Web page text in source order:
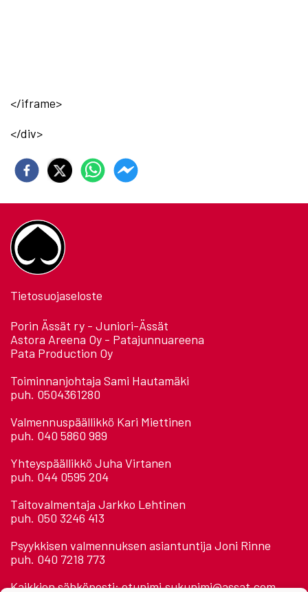
</iframe>
</div>
Tietosuojaseloste
Porin Ässät ry - Juniori-Ässät
Astora Areena Oy - Patajunnuareena
Pata Production Oy
Toiminnanjohtaja Sami Hautamäki
puh. 0504361280
Valmennuspäällikkö Kari Miettinen
puh. 040 5860 989
Yhteyspäällikkö Juha Virtanen
puh. 044 0595 204
Taitovalmentaja Jarkko Lehtinen
puh. 050 3246 413
Psyykkisen valmennuksen asiantuntija Joni Rinne
puh. 040 7218 773
Kaikkien sähköposti: etunimi.sukunimi@assat.com